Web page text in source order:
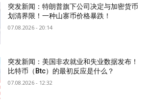
突发新闻：特朗普旗下公司决定与加密货币
划清界限！一种山寨币价格暴跌！
07.08.2026 - 20:14
突发新闻：美国非农就业和失业数据发布！
比特币（Btc）的最初反应是什么？
07.08.2026 - 12:32